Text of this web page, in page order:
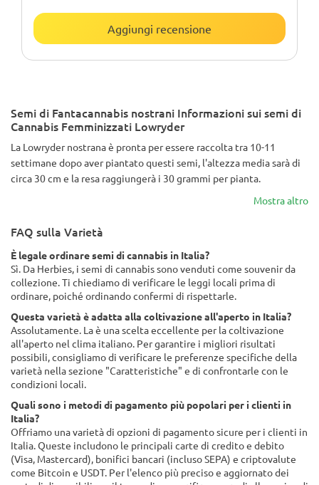
Aggiungi recensione
Semi di Fantacannabis nostrani Informazioni sui semi di
Cannabis Femminizzati Lowryder
La Lowryder nostrana è pronta per essere raccolta tra 10-11
settimane dopo aver piantato questi semi, l'altezza media sarà di
circa 30 cm e la resa raggiungerà i 30 grammi per pianta.
Mostra altro
FAQ sulla Varietà
È legale ordinare semi di cannabis in Italia?
Sì. Da Herbies, i semi di cannabis sono venduti come souvenir da
collezione. Ti chiediamo di verificare le leggi locali prima di
ordinare, poiché ordinando confermi di rispettarle.
Questa varietà è adatta alla coltivazione all'aperto in Italia?
Assolutamente. La è una scelta eccellente per la coltivazione
all'aperto nel clima italiano. Per garantire i migliori risultati
possibili, consigliamo di verificare le preferenze specifiche della
varietà nella sezione "Caratteristiche" e di confrontarle con le
condizioni locali.
Quali sono i metodi di pagamento più popolari per i clienti in
Italia?
Offriamo una varietà di opzioni di pagamento sicure per i clienti in
Italia. Queste includono le principali carte di credito e debito
(Visa, Mastercard), bonifici bancari (incluso SEPA) e criptovalute
come Bitcoin e USDT. Per l'elenco più preciso e aggiornato dei